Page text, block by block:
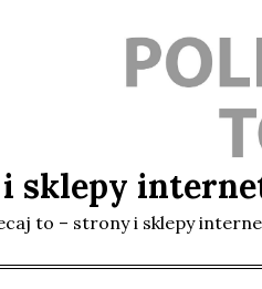
sklepy
to – strony i sklepy